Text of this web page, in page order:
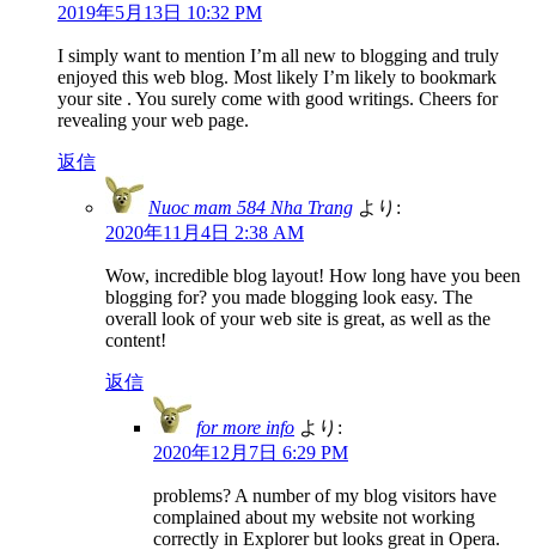
2019年5月13日 10:32 PM
I simply want to mention I’m all new to blogging and truly
enjoyed this web blog. Most likely I’m likely to bookmark
your site . You surely come with good writings. Cheers for
revealing your web page.
返信
Nuoc mam 584 Nha Trang より:
2020年11月4日 2:38 AM
Wow, incredible blog layout! How long have you been
blogging for? you made blogging look easy. The
overall look of your web site is great, as well as the
content!
返信
for more info より:
2020年12月7日 6:29 PM
problems? A number of my blog visitors have
complained about my website not working
correctly in Explorer but looks great in Opera.